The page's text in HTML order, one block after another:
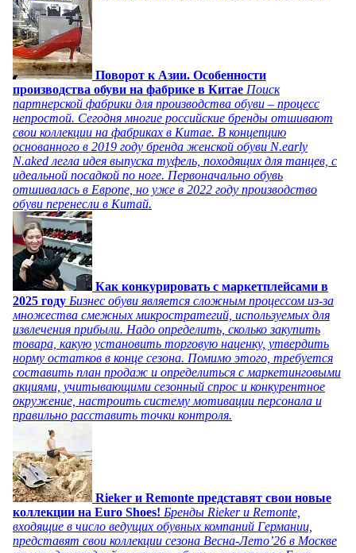
Поворот к Азии. Особенности
производства обуви на фабрике в Китае Поиск
партнерской фабрики для производства обуви – процесс
непростой. Сегодня многие российские бренды отшивают
свои коллекции на фабриках в Китае. В концепцию
основанного в 2019 году бренда женской обуви N.early
N.aked легла идея выпуска туфель, походящих для танцев, с
идеальной посадкой по ноге. Первоначально обувь
отшивалась в Европе, но уже в 2022 году производство
обуви перенесли в Китай.
Как конкурировать с маркетплейсами в
2025 году Бизнес обуви является сложным процессом из-за
множества смежных микростратегий, используемых для
извлечения прибыли. Надо определить, сколько закупить
товара, какую установить торговую наценку, утвердить
норму остатков в конце сезона. Помимо этого, требуется
составить план продаж и определиться с маркетинговыми
акциями, учитывающими сезонный спрос и конкурентное
окружение, настроить систему мотивации персонала и
правильно расставить точки контроля.
Rieker и Remonte представят свои новые
коллекции на Euro Shoes! Бренды Rieker и Remonte,
входящие в число ведущих обувных компаний Германии,
представят свои коллекции сезона Весна-Лето’26 в Москве